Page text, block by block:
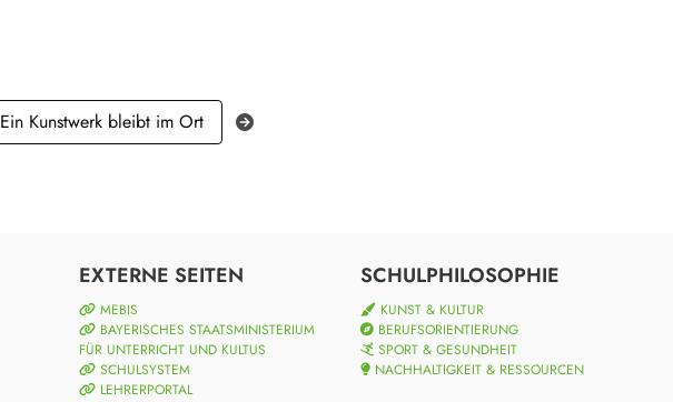
Ein Kunstwerk bleibt im Ort
EXTERNE SEITEN
MEBIS
BAYERISCHES STAATSMINISTERIUM
FÜR UNTERRICHT UND KULTUS
SCHULSYSTEM
LEHRERPORTAL
SCHULPHILOSOPHIE
KUNST & KULTUR
BERUFSORIENTIERUNG
SPORT & GESUNDHEIT
NACHHALTIGKEIT & RESSOURCEN